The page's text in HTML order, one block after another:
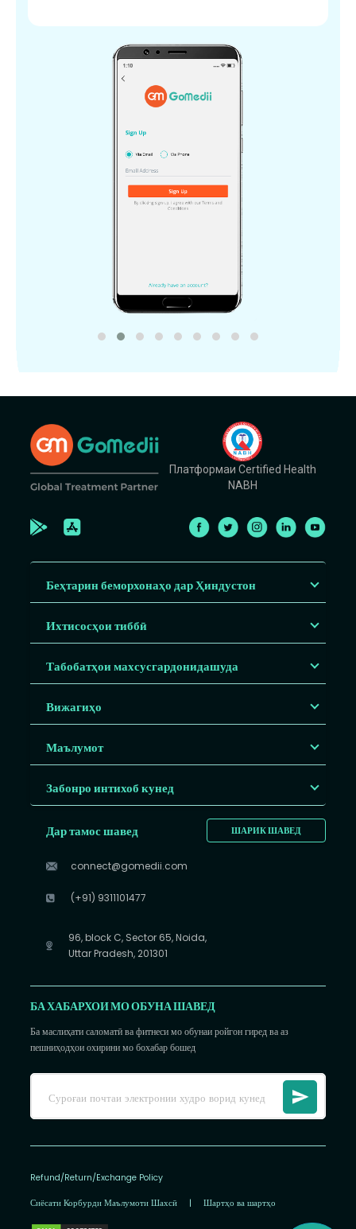
Платформаи Certified Health
NABH
Беҳтарин беморхонаҳо дар Ҳиндустон
Ихтисосҳои тиббӣ
Табобатҳои махсусгардонидашуда
Вижагиҳо
Маълумот
Забонро интихоб кунед
ШАРИК ШАВЕД
Дар тамос шавед
connect@gomedii.com
(+91) 9311101477
96, block C, Sector 65, Noida,
Uttar Pradesh, 201301
БА ХАБАРХОИ МО ОБУНА ШАВЕД
Ба маслиҳати саломатӣ ва фитнеси мо обунаи ройгон гиред ва аз
пешниҳодҳои охирини мо бохабар бошед
Refund/Return/Exchange Policy
Сиёсати Корбурди Маълумоти Шахсӣ | Шартҳо ва шартҳо